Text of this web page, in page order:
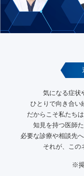
気になる症状
ひとりで向き合い
だからこそ私たち
知見を持つ医師
必要な診療や相談先
それが、この
※